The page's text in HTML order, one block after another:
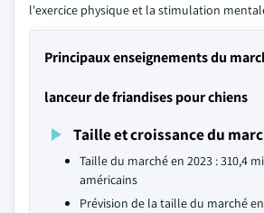
l'exercice physique et la stimulation
Principaux enseignements du
lanceur de friandises pour chiens
Taille et croissance du
Taille du marché en 2023 : 310,4
américains
Prévision de la taille du marché en